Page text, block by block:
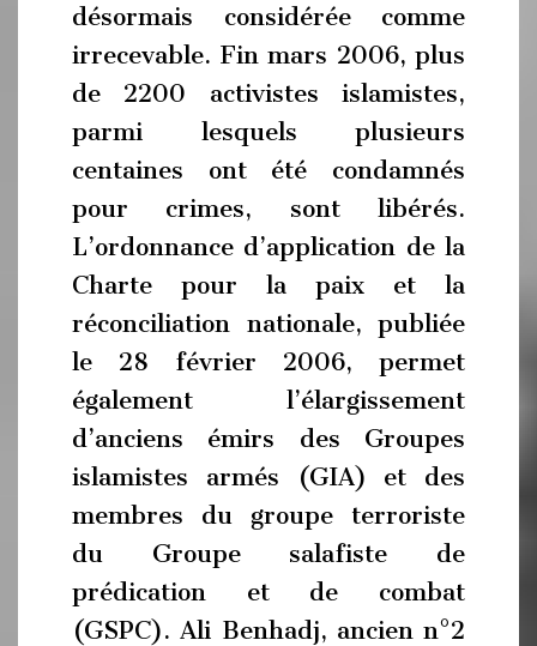
désormais considérée comme
irrecevable. Fin mars 2006, plus
de 2200 activistes islamistes,
parmi lesquels plusieurs
centaines ont été condamnés
pour crimes, sont libérés.
L’ordonnance d’application de la
Charte pour la paix et la
réconciliation nationale, publiée
le 28 février 2006, permet
également l’élargissement
d’anciens émirs des Groupes
islamistes armés (GIA) et des
membres du groupe terroriste
du Groupe salafiste de
prédication et de combat
(GSPC). Ali Benhadj, ancien n°2